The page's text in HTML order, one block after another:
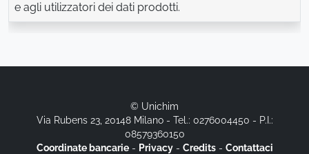
e agli utilizzatori dei dati prodotti.
© Unichim
Via Rubens 23, 20148 Milano - Tel.: 0276004450 - P.I.:
08579360150
Coordinate bancarie- Privacy- Credits- Contattaci